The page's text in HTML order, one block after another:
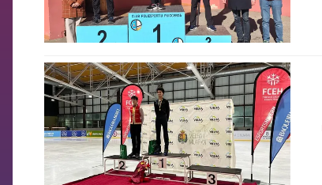
FCB Barcelona badge